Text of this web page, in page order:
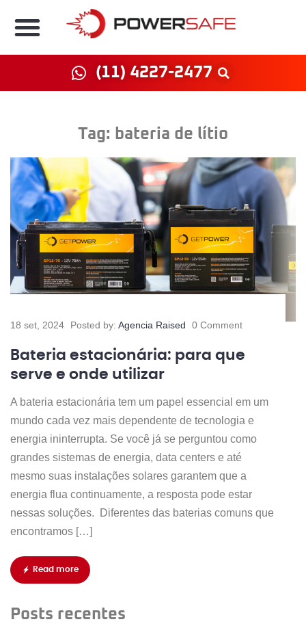
(11) 4227-2477
Tag: bateria de lítio
18 set, 2024 Posted by: Agencia Raised 0 Comment
Bateria estacionária: para que
serve e onde utilizar
A bateria estacionária tem um papel essencial em um
mundo cada vez mais dependente de tecnologia e
energia ininterrupta. Se você já se perguntou como
grandes sistemas de energia, data centers e até
mesmo suas instalações solares garantem que a
energia flua continuamente, a resposta pode estar
nessas soluções. Diferentes das baterias comuns que
encontramos […]
Read more
Posts recentes